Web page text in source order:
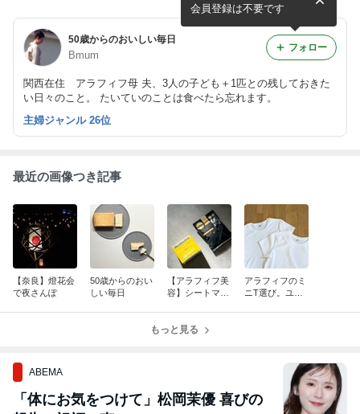
50歳からのおいしい毎日
Bmum
関西在住 アラフィフ母 夫、3人の子ども＋1匹との残しておきた
い日々のこと。 たいていのことは食べたら忘れます。
会員登録は不要です
フォロー
主婦ジャンル 26位
最近の画像つき記事
【奈良】燈花会
で夜さんぽ
50歳からのおい
しい毎日
【アラフィフ美
容】シートマス
アラフィフのミ
ニT選び。ユニ
もっと見る
ABEMA
「体にお気をつけて」松岡茉優 喜びの